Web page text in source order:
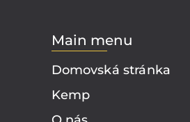
Main menu
Domovská stránka
Kemp